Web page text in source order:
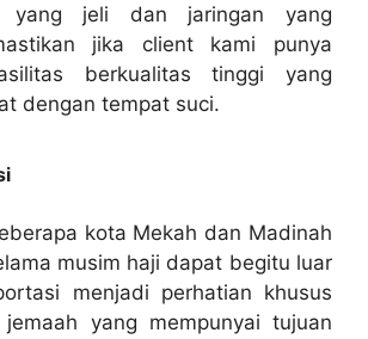
yang jeli dan jaringan yang
jika client kami punya
berkualitas tinggi yang
dengan tempat suci.
kota Mekah dan Madinah
musim haji dapat begitu luar
menjadi perhatian khusus
yang mempunyai tujuan